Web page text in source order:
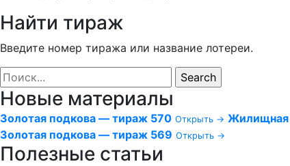
Найти тираж
Введите номер тиража или название лотереи.
Новые материалы
Золотая подкова — тираж 570 Открыть → Жилищная
Золотая подкова — тираж 569 Открыть →
Полезные статьи